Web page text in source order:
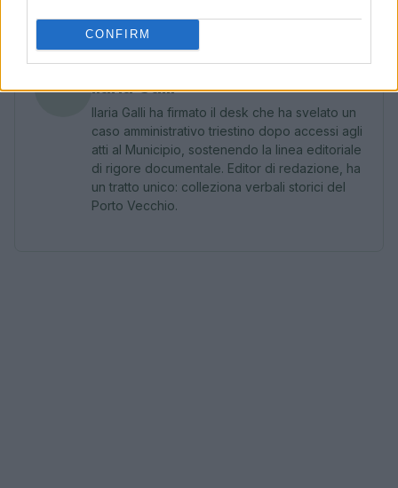
CONFIRM
AUTORE
Ilaria Galli
Ilaria Galli ha firmato il desk che ha svelato un
caso amministrativo triestino dopo accessi agli
atti al Municipio, sostenendo la linea editoriale
di rigore documentale. Editor di redazione, ha
un tratto unico: colleziona verbali storici del
Porto Vecchio.